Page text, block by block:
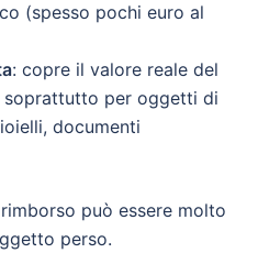
(spesso pochi euro al
: copre il valore reale del
soprattutto per oggetti di
documenti
può essere molto
perso.